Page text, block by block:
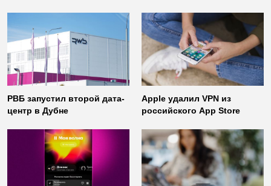
неофициальных клиентов
мессенджера
РВБ запустил второй дата-
центр в Дубне
Apple удалил VPN из
российского App Store